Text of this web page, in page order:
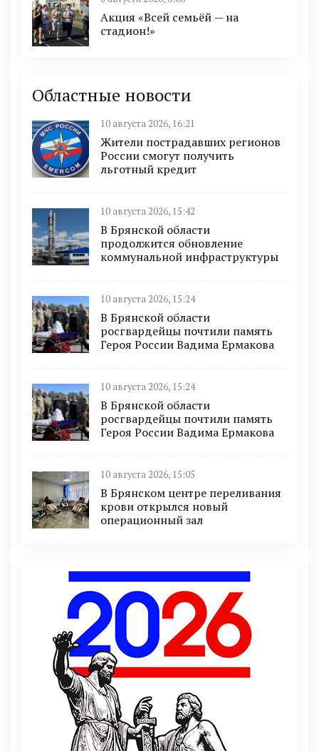
Акция «Всей семьёй — на
стадион!»
Областные новости
10 августа 2026, 16:21
Жители пострадавших регионов
России смогут получить
льготный кредит
10 августа 2026, 15:42
В Брянской области
продолжится обновление
коммунальной инфраструктуры
10 августа 2026, 15:24
В Брянской области
росгвардейцы почтили память
Героя России Вадима Ермакова
10 августа 2026, 15:24
В Брянской области
росгвардейцы почтили память
Героя России Вадима Ермакова
10 августа 2026, 15:05
В Брянском центре переливания
крови открылся новый
операционный зал